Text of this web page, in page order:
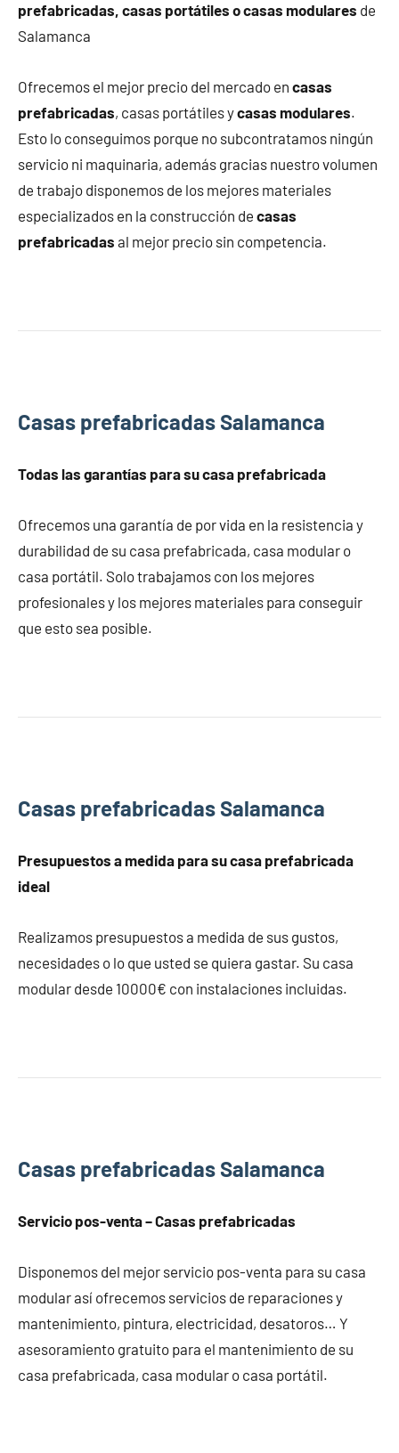
prefabricadas, casas portátiles ocasas modulares de
Salamanca
Ofrecemos el mejor precio del mercado en casas
prefabricadas, casas portátiles ycasas modulares.
Esto lo conseguimos porque no subcontratamos ningún
servicio ni maquinaria, además gracias nuestro volumen
de trabajo disponemos de los mejores materiales
especializados en la construcción de casas
prefabricadas al mejor precio sin competencia.
Casas prefabricadas Salamanca
Todas las garantías para su casa prefabricada
Ofrecemos una garantía de por vida en la resistencia y
durabilidad de su casa prefabricada, casa modular o
casa portátil. Solo trabajamos con los mejores
profesionales y los mejores materiales para conseguir
que esto sea posible.
Casas prefabricadas Salamanca
Presupuestos a medida para su casa prefabricada
ideal
Realizamos presupuestos a medida de sus gustos,
necesidades o lo que usted se quiera gastar. Su casa
modular desde 10000€ con instalaciones incluidas.
Casas prefabricadas Salamanca
Servicio pos-venta – Casas prefabricadas
Disponemos del mejor servicio pos-venta para su casa
modular así ofrecemos servicios de reparaciones y
mantenimiento, pintura, electricidad, desatoros… Y
asesoramiento gratuito para el mantenimiento de su
casa prefabricada, casa modular o casa portátil.